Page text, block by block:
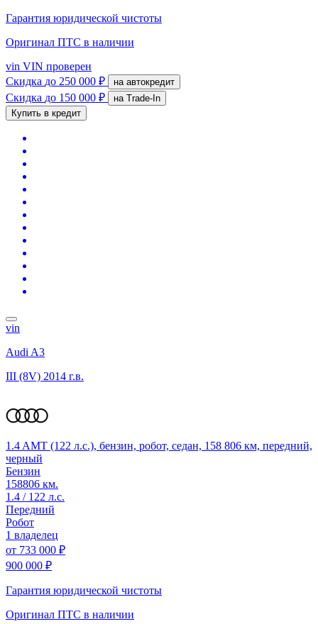
Гарантия юридической чистоты
Оригинал ПТС в наличии
vin VIN проверен
Скидка до 250 000 ₽ на автокредит
Скидка до 150 000 ₽
на Trade-In
Купить в кредит
vin
Audi A3
III (8V) 2014 г.в.
1.4 AMT (122 л.с.), бензин, робот, седан, 158 806 км, передний,
черный
Бензин
158806 км.
1.4 / 122 л.с.
Передний
Робот
1 владелец
от 733 000 ₽
900 000 ₽
Гарантия юридической чистоты
Оригинал ПТС в наличии